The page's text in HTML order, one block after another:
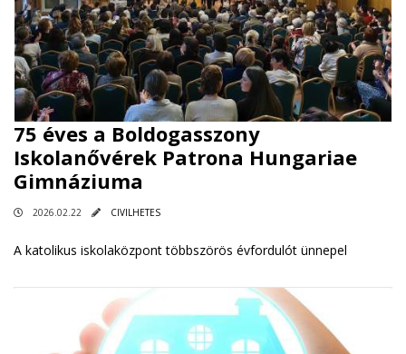
75 éves a Boldogasszony
Iskolanővérek Patrona Hungariae
Gimnáziuma
2026.02.22 CIVILHETES
A katolikus iskolaközpont többszörös évfordulót ünnepel